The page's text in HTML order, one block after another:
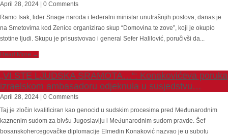
April 28, 2024 | 0 Comments
Ramo Isak, lider Snage naroda i federalni ministar unutrašnjih poslova, danas je
na Smetovima kod Zenice organizirao skup “Domovina te zove”, koji je okupio
stotine ljudi. Skupu je prisustvovao i general Sefer Halilović, poručivši da...
Read More →
„VI STE LJUDSKA SRAMOTA…“: Konakovićeva poruka
izraelskom ambasadoru odjeknula u susjedstvu…
April 28, 2024 | 0 Comments
Taj je zločin kvalificiran kao genocid u sudskim procesima pred Međunarodnim
kaznenim sudom za bivšu Jugoslaviju i Međunarodnim sudom pravde. Šef
bosanskohercegovačke diplomacije Elmedin Konaković nazvao je u subotu